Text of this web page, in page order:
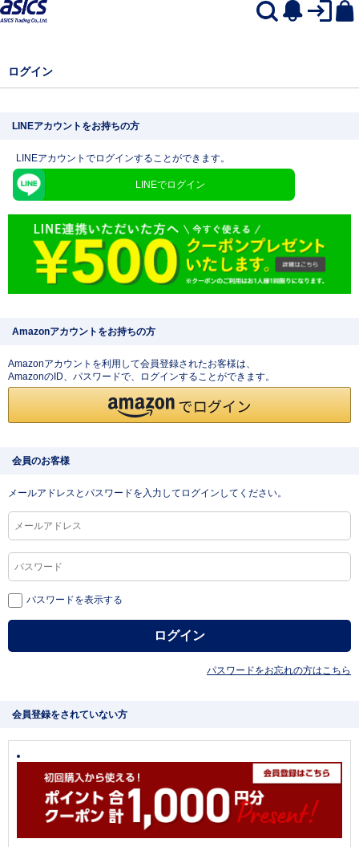
ログイン
LINEアカウントをお持ちの方
LINEアカウントでログインすることができます。
LINEでログイン
Amazonアカウントをお持ちの方
Amazonアカウントを利用して会員登録されたお客様は、
AmazonのID、パスワードで、ログインすることができます。
会員のお客様
メールアドレスとパスワードを入力してログインしてください。
パスワードを表示する
パスワードをお忘れの方はこちら
会員登録をされていない方